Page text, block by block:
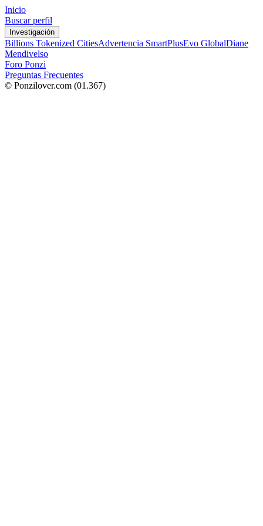
Inicio
Buscar perfil
Investigación
Billions Tokenized CitiesAdvertencia SmartPlusEvo GlobalDiane
Mendivelso
Foro Ponzi
Preguntas Frecuentes
© Ponzilover.com (01.367)